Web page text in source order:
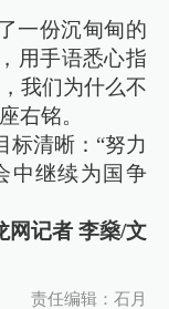
一份沉甸甸的
用手语悉心指
我们为什么不
右铭。
标清晰：“努力
中继续为国争
网记者 李燊/文
责任编辑：石月